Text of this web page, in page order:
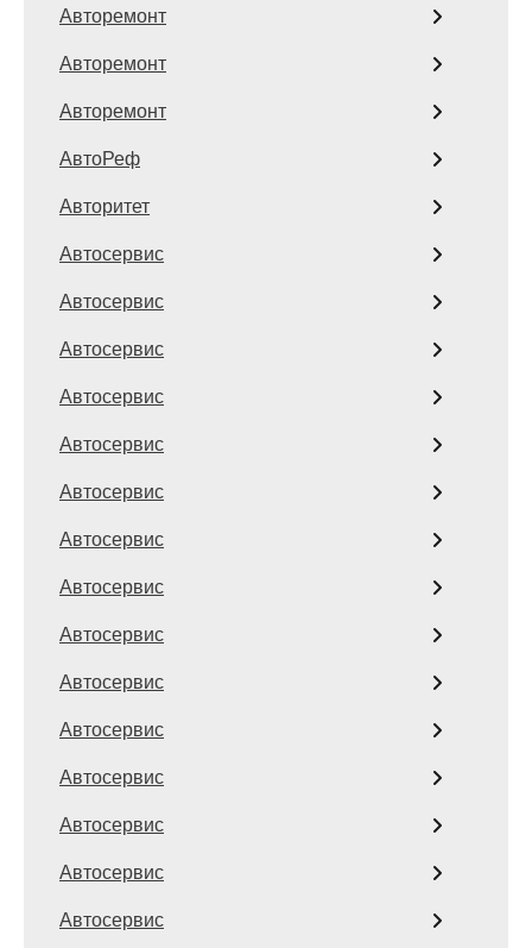
Авторемонт
Авторемонт
Авторемонт
АвтоРеф
Авторитет
Автосервис
Автосервис
Автосервис
Автосервис
Автосервис
Автосервис
Автосервис
Автосервис
Автосервис
Автосервис
Автосервис
Автосервис
Автосервис
Автосервис
Автосервис